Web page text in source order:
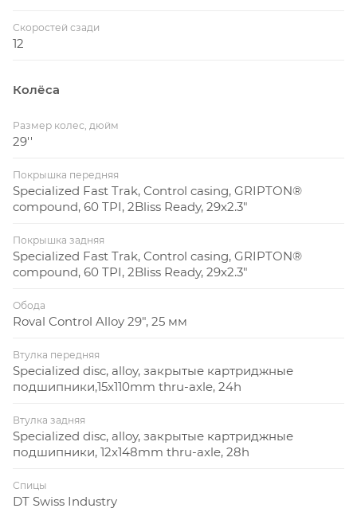
Скоростей сзади
12
Колёса
Размер колес, дюйм
29''
Покрышка передняя
Specialized Fast Trak, Control casing, GRIPTON®
compound, 60 TPI, 2Bliss Ready, 29x2.3"
Покрышка задняя
Specialized Fast Trak, Control casing, GRIPTON®
compound, 60 TPI, 2Bliss Ready, 29x2.3"
Обода
Roval Control Alloy 29", 25 мм
Втулка передняя
Specialized disc, alloy, закрытые картриджные
подшипники,15x110mm thru-axle, 24h
Втулка задняя
Specialized disc, alloy, закрытые картриджные
подшипники, 12x148mm thru-axle, 28h
Спицы
DT Swiss Industry